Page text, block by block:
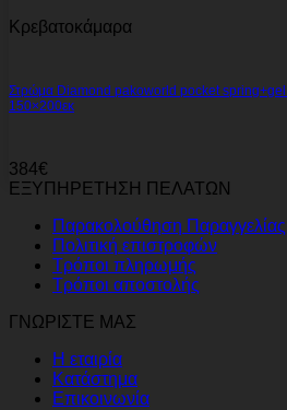
Κρεβατοκάμαρα
Στρώμα Diamond pakoworld pocket
150×200εκ
384€
ΕΞΥΠΗΡΕΤΗΣΗ ΠΕΛΑΤΩΝ
Παρακολούθηση Παραγγελίας
Πολιτική επιστροφών
Τρόποι πληρωμής
Τρόποι αποστολής
ΓΝΩΡΙΣΤΕ ΜΑΣ
Η εταιρία
Κατάστημα
Επικοινωνία